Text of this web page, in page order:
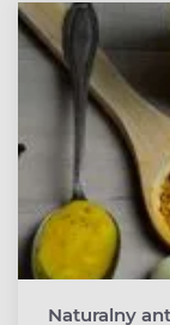
Naturalny